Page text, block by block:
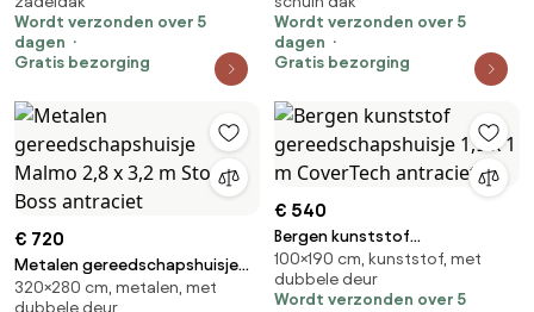
Wordt verzonden over 5
dagen
Gratis bezorging
CoverTech antraciet
Wordt verzonden over 5
dagen
Gratis bezorging
€ 720
Metalen gereedschapshuisje
Malmo 2,8 x 3,2 m Store Boss
320×280 cm, metalen, met
dubbele deur
€ 540
Bergen kunststof
gereedschapshuisje 1,9 x 1 m
CoverTech antraciet
100×190 cm, kunststof, met
dubbele deur
Wordt verzonden over 5